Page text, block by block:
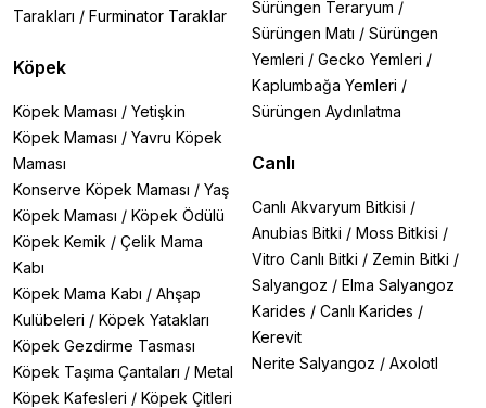
Tarakları / Furminator Taraklar
Köpek
Köpek Maması / Yetişkin
Köpek Maması / Yavru Köpek
Maması
Konserve Köpek Maması / Yaş
Köpek Maması / Köpek Ödülü
Köpek Kemik / Çelik Mama
Kabı
Köpek Mama Kabı / Ahşap
Kulübeleri / Köpek Yatakları
Köpek Gezdirme Tasması
Köpek Taşıma Çantaları / Metal
Köpek Kafesleri / Köpek Çitleri
Sürüngen Teraryum /
Sürüngen Matı / Sürüngen
Yemleri / Gecko Yemleri /
Kaplumbağa Yemleri /
Sürüngen Aydınlatma
Canlı
Canlı Akvaryum Bitkisi /
Anubias Bitki / Moss Bitkisi /
Vitro Canlı Bitki / Zemin Bitki /
Salyangoz / Elma Salyangoz
Karides / Canlı Karides /
Kerevit
Nerite Salyangoz / Axolotl